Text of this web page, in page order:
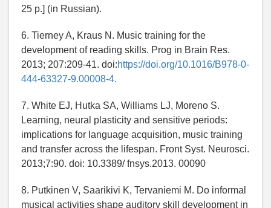
25 p.] (in Russian).
6. Tierney A, Kraus N. Music training for the
development of reading skills. Prog in Brain Res.
2013; 207:209-41. doi:https://doi.org/10.1016/B978-0-
444-63327-9.00008-4.
7. White EJ, Hutka SA, Williams LJ, Moreno S.
Learning, neural plasticity and sensitive periods:
implications for language acquisition, music training
and transfer across the lifespan. Front Syst. Neurosci.
2013;7:90. doi: 10.3389/ fnsys.2013. 00090
8. Putkinen V, Saarikivi K, Tervaniemi M. Do informal
musical activities shape auditory skill development in